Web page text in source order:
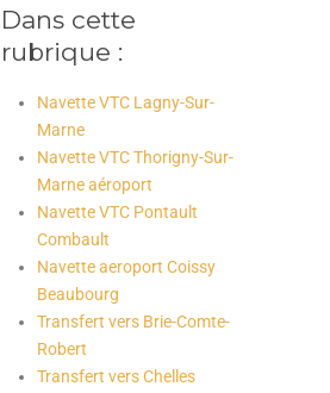
Dans cette
rubrique :
Navette VTC Lagny-Sur-
Marne
Navette VTC Thorigny-Sur-
Marne aéroport
Navette VTC Pontault
Combault
Navette aeroport Coissy
Beaubourg
Transfert vers Brie-Comte-
Robert
Transfert vers Chelles